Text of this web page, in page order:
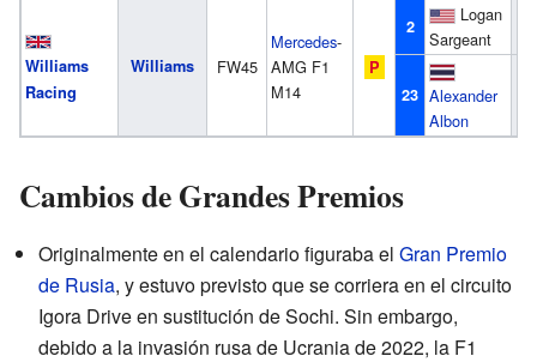
Williams
Racing
Williams FW45
Mercedes-
AMG F1
M14
P
2
Logan
Sargeant
23 Alexander
Albon
Cambios de Grandes Premios
Originalmente en el calendario figuraba el Gran Premio
de Rusia, y estuvo previsto que se corriera en el circuito
Igora Drive en sustitución de Sochi. Sin embargo,
debido a la invasión rusa de Ucrania de 2022, la F1